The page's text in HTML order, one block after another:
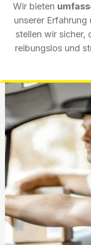
Wir bieten
unserer Erfahrung
stellen wir sicher,
reibungslos und